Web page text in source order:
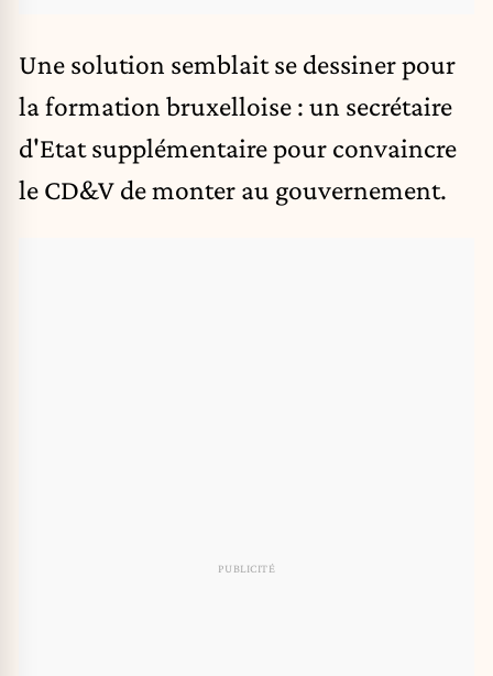
Une solution semblait se dessiner pour
la formation bruxelloise : un secrétaire
d'Etat supplémentaire pour convaincre
le CD&V de monter au gouvernement.